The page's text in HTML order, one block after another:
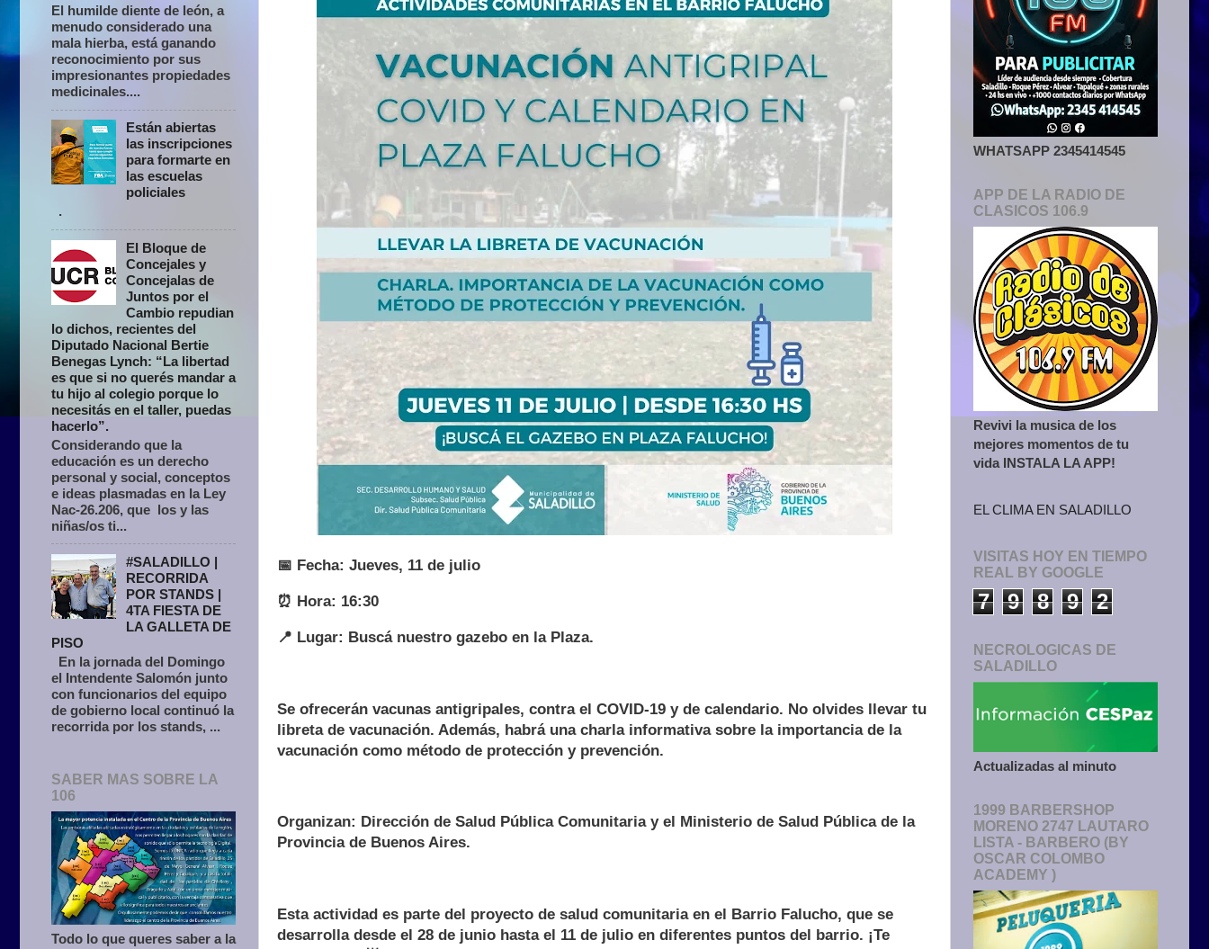
📅 Fecha: Jueves, 11 de julio
⏰ Hora: 16:30
📍 Lugar: Buscá nuestro gazebo en la Plaza.
Se ofrecerán vacunas antigripales, contra el COVID-19 y de calendario. No olvides llevar tu
libreta de vacunación. Además, habrá una charla informativa sobre la importancia de la
vacunación como método de protección y prevención.
Organizan: Dirección de Salud Pública Comunitaria y el Ministerio de Salud Pública de la
Provincia de Buenos Aires.
Esta actividad es parte del proyecto de salud comunitaria en el Barrio Falucho, que se
desarrolla desde el 28 de junio hasta el 11 de julio en diferentes puntos del barrio. ¡Te
El humilde diente de león, a
menudo considerado una
mala hierba, está ganando
reconocimiento por sus
impresionantes propiedades
medicinales....
Están abiertas
las inscripciones
para formarte en
las escuelas
policiales
.
El Bloque de
Concejales y
Concejalas de
Juntos por el
Cambio repudian
lo dichos, recientes del
Diputado Nacional Bertie
Benegas Lynch: “La libertad
es que si no querés mandar a
tu hijo al colegio porque lo
necesitás en el taller, puedas
hacerlo”.
Considerando que la
educación es un derecho
personal y social, conceptos
e ideas plasmadas en la Ley
Nac-26.206, que los y las
niñas/os ti...
#SALADILLO |
RECORRIDA
POR STANDS |
4TA FIESTA DE
LA GALLETA DE
PISO
En la jornada del Domingo
el Intendente Salomón junto
con funcionarios del equipo
de gobierno local continuó la
recorrida por los stands, ...
SABER MAS SOBRE LA
106
Todo lo que queres saber a la
WHATSAPP 2345414545
APP DE LA RADIO DE
CLASICOS 106.9
Revivi la musica de los
mejores momentos de tu
vida INSTALA LA APP!
EL CLIMA EN SALADILLO
VISITAS HOY EN TIEMPO
REAL BY GOOGLE
7 9 8 9 2
NECROLOGICAS DE
SALADILLO
Actualizadas al minuto
1999 BARBERSHOP
MORENO 2747 LAUTARO
LISTA - BARBERO (BY
OSCAR COLOMBO
ACADEMY )